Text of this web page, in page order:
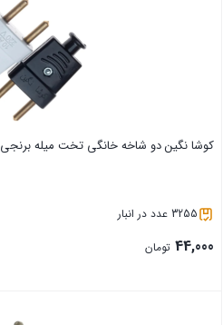
کوشا نگین دو شاخه خانگی تخت میله برنجی
3255 عدد در انبار
44,000 تومان